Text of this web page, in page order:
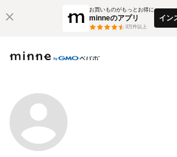
お買いものがもっとお得に
minneのアプリ
3万件以上
イン